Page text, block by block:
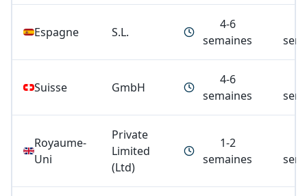
Espagne S.L.
4-6
semaines
Suisse GmbH
4-6
semaines
Royaume-
Uni
Private
Limited
(Ltd)
1-2
semaines